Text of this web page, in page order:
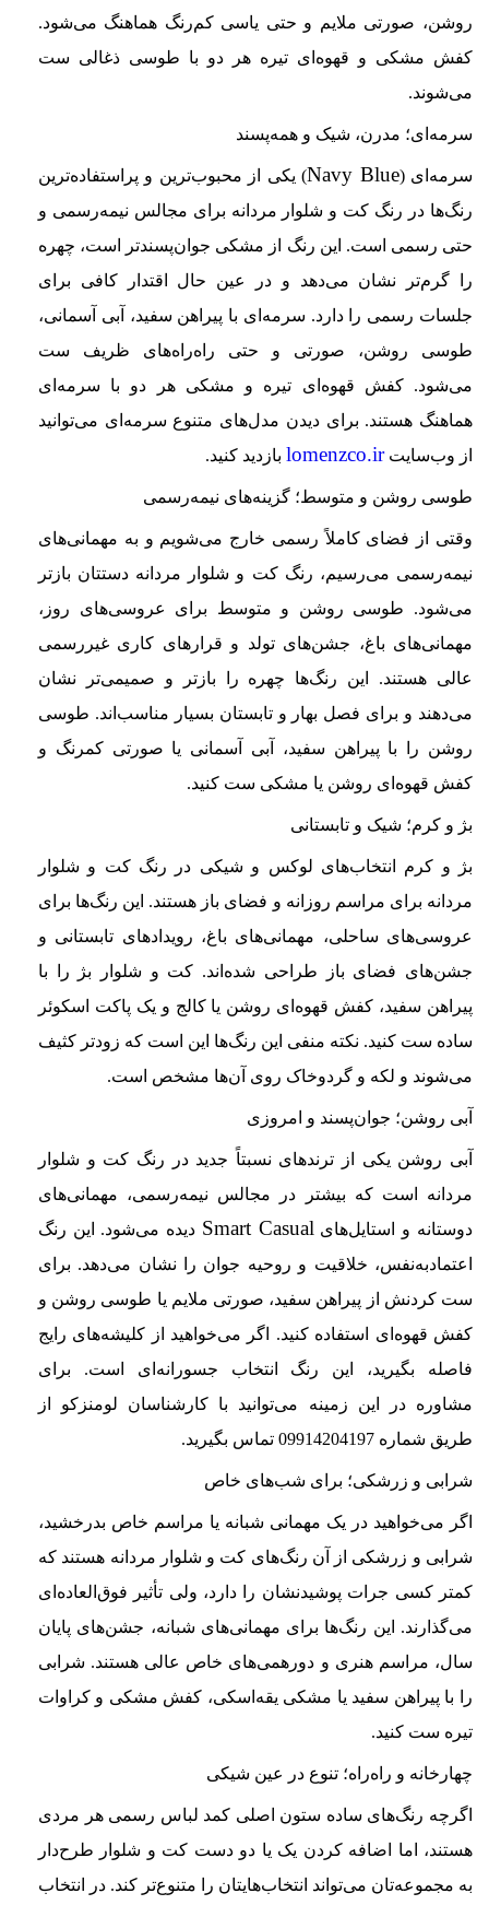
روشن، صورتی ملایم و حتی یاسی کم‌رنگ هماهنگ می‌شود.
کفش مشکی و قهوه‌ای تیره هر دو با طوسی ذغالی ست
می‌شوند.
سرمه‌ای؛ مدرن، شیک و همه‌پسند
سرمه‌ای (Navy Blue) یکی از محبوب‌ترین و پراستفاده‌ترین
رنگ‌ها در رنگ کت و شلوار مردانه برای مجالس نیمه‌رسمی و
حتی رسمی است. این رنگ از مشکی جوان‌پسندتر است، چهره
را گرم‌تر نشان می‌دهد و در عین حال اقتدار کافی برای
جلسات رسمی را دارد. سرمه‌ای با پیراهن سفید، آبی آسمانی،
طوسی روشن، صورتی و حتی راه‌راه‌های ظریف ست
می‌شود. کفش قهوه‌ای تیره و مشکی هر دو با سرمه‌ای
هماهنگ هستند. برای دیدن مدل‌های متنوع سرمه‌ای می‌توانید
از وب‌سایتlomenzco.ir بازدید کنید.
طوسی روشن و متوسط؛ گزینه‌های نیمه‌رسمی
وقتی از فضای کاملاً رسمی خارج می‌شویم و به مهمانی‌های
نیمه‌رسمی می‌رسیم، رنگ کت و شلوار مردانه دستتان بازتر
می‌شود. طوسی روشن و متوسط برای عروسی‌های روز،
مهمانی‌های باغ، جشن‌های تولد و قرارهای کاری غیررسمی
عالی هستند. این رنگ‌ها چهره را بازتر و صمیمی‌تر نشان
می‌دهند و برای فصل بهار و تابستان بسیار مناسب‌اند. طوسی
روشن را با پیراهن سفید، آبی آسمانی یا صورتی کمرنگ و
کفش قهوه‌ای روشن یا مشکی ست کنید.
بژ و کرم؛ شیک و تابستانی
بژ و کرم انتخاب‌های لوکس و شیکی در رنگ کت و شلوار
مردانه برای مراسم روزانه و فضای باز هستند. این رنگ‌ها برای
عروسی‌های ساحلی، مهمانی‌های باغ، رویدادهای تابستانی و
جشن‌های فضای باز طراحی شده‌اند. کت و شلوار بژ را با
پیراهن سفید، کفش قهوه‌ای روشن یا کالج و یک پاکت اسکوئر
ساده ست کنید. نکته منفی این رنگ‌ها این است که زودتر کثیف
می‌شوند و لکه و گردوخاک روی آن‌ها مشخص است.
آبی روشن؛ جوان‌پسند و امروزی
آبی روشن یکی از ترندهای نسبتاً جدید در رنگ کت و شلوار
مردانه است که بیشتر در مجالس نیمه‌رسمی، مهمانی‌های
دوستانه و استایل‌های Smart Casual دیده می‌شود. این رنگ
اعتمادبه‌نفس، خلاقیت و روحیه جوان را نشان می‌دهد. برای
ست کردنش از پیراهن سفید، صورتی ملایم یا طوسی روشن و
کفش قهوه‌ای استفاده کنید. اگر می‌خواهید از کلیشه‌های رایج
فاصله بگیرید، این رنگ انتخاب جسورانه‌ای است. برای
مشاوره در این زمینه می‌توانید با کارشناسان لومنزکو از
طریق شماره 09914204197 تماس بگیرید.
شرابی و زرشکی؛ برای شب‌های خاص
اگر می‌خواهید در یک مهمانی شبانه یا مراسم خاص بدرخشید،
شرابی و زرشکی از آن رنگ‌های کت و شلوار مردانه هستند که
کمتر کسی جرات پوشیدنشان را دارد، ولی تأثیر فوق‌العاده‌ای
می‌گذارند. این رنگ‌ها برای مهمانی‌های شبانه، جشن‌های پایان
سال، مراسم هنری و دورهمی‌های خاص عالی هستند. شرابی
را با پیراهن سفید یا مشکی یقه‌اسکی، کفش مشکی و کراوات
تیره ست کنید.
چهارخانه و راه‌راه؛ تنوع در عین شیکی
اگرچه رنگ‌های ساده ستون اصلی کمد لباس رسمی هر مردی
هستند، اما اضافه کردن یک یا دو دست کت و شلوار طرح‌دار
به مجموعه‌تان می‌تواند انتخاب‌هایتان را متنوع‌تر کند. در انتخاب